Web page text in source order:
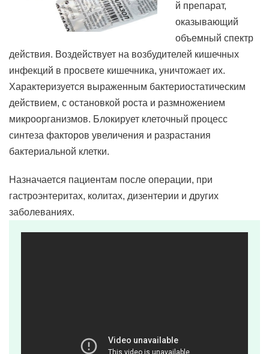
й препарат,
оказывающий
объемный спектр
действия. Воздействует на возбудителей кишечных
инфекций в просвете кишечника, уничтожает их.
Характеризуется выраженным бактериостатическим
действием, с остановкой роста и размножением
микроорганизмов. Блокирует клеточный процесс
синтеза факторов увеличения и разрастания
бактериальной клетки.
Назначается пациентам после операции, при
гастроэнтеритах, колитах, дизентерии и других
заболеваниях.